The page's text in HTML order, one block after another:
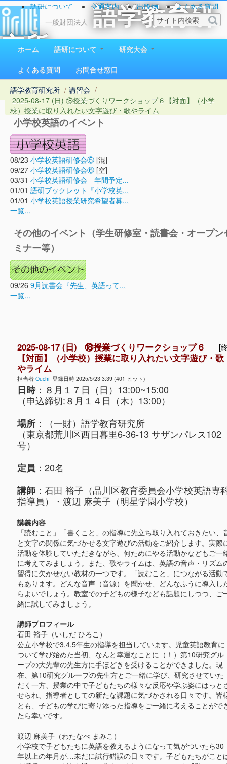
一般財団法人
語学教育研
究所
1923（大正12）年創立
語研について 交通案内 出版物
よくある質問
お問い合わせ
ホーム 語研について
研究大会
よくある質問
お問合せ窓口
語学教育研究所 / 講習会 /
2025-08-17 (日) ⑱授業づくりワークショップ６【対面】（小学
校）授業に取り入れたい文字遊び・歌やライム
小学校英語のイベント
08/23 小学校英語研修会⑤ [混]
09/27 小学校英語研修会⑥ [空]
03/31 小学校英語研修会 年間予定...
01/01 語研ブックレット『小学校英...
01/01 小学校英語授業研究希望者募...
一覧...
その他のイベント（学生研修室・読書会・オープン
ミナー等）
09/26 9月読書会『先生、英語って...
一覧...
[
2025-08-17 (日) ⑱授業づくりワークショップ６
【対面】（小学校）授業に取り入れたい文字遊び・歌
やライム
担当者 Ouchi 登録日時 2025/5/23 3:39 (401 ヒット)
日時：８月１７日（日）13:00~15:00
（申込締切:８月１４日（木）13:00）
場所 ：（一財）語学教育研究所
（東京都荒川区西日暮里6-36-13 サザンパレス102
号）
定員 ：20名
講師 ：石田 裕子（品川区教育委員会小学校英語専
指導員）・渡辺 麻美子（明星学園小学校）
講義内容
「読むこと」「書くこと」の指導に先立ち取り入れておきたい、
と文字の関係に気づかせる文字遊びの活動をご紹介します。実際
活動を体験していただきながら、何ためにやる活動かなどもご一
に考えてみましょう。また、歌やライムは、英語の音声・リズム
習得に欠かせない教材の一つです。「読むこと」につながる活動
もあります。どんな音声（音源）を聞かせ、どんなふうに導入し
らよいでしょう。教室での子どもの様子なども話題にしつつ、ご
緒に試してみましょう。
講師プロフィール
石田 裕子（いしだ ひろこ）
公立小学校で3,4,5年生の指導を担当しています。児童英語教育に
ついて学び始めた当初、なんと幸運なことに（！）第10研究グル
ープの大先輩の先生方に手ほどきを受けることができました。現
在、第10研究グループの先生方とご一緒に学び、研究させていた
だく一方、授業の中で子どもたちの様々な反応や学ぶ姿にはっと
せられ、指導者としての新たな課題に気づかされる日々です。皆
とも、子どもの学びに寄り添った指導をご一緒に考えることがで
たら幸いです。
渡辺 麻美子（わたなべ まみこ）
小学校で子どもたちに英語を教えるようになって気がついたら30
年以上の年月が…未だに試行錯誤の日々です。子どもたちがこと